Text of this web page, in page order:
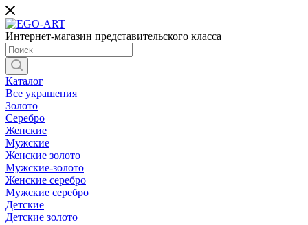
Интернет-магазин представительского класса
Каталог
Все украшения
Золото
Серебро
Женские
Мужские
Женские золото
Мужские-золото
Женские серебро
Мужские серебро
Детские
Детские золото